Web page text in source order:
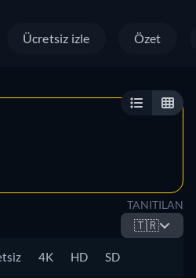
Ücretsiz izle Özet
TANITILAN
🇹🇷
4K HD SD